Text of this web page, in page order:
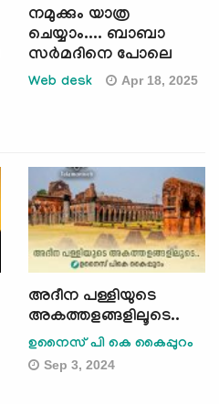
നമുക്കും യാത്ര
ചെയ്യാം.... ബാബാ
സര്‍മദിനെ പോലെ
Web desk Apr 18, 2025
അദീന പള്ളിയുടെ
അകത്തളങ്ങളിലൂടെ..
ഉനൈസ് പി കെ കൈപ്പുറം
Sep 3, 2024